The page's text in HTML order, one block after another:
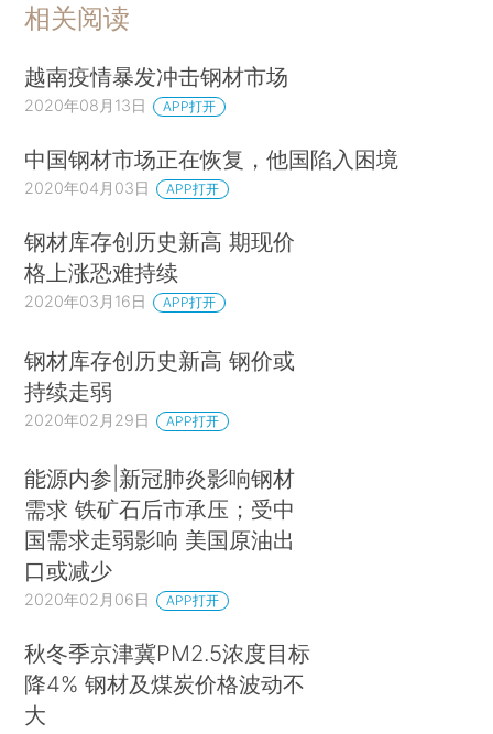
相关阅读
越南疫情暴发冲击钢材市场
2020年08月13日 APP打开
中国钢材市场正在恢复，他国陷入困境
2020年04月03日 APP打开
钢材库存创历史新高 期现价
格上涨恐难持续
2020年03月16日 APP打开
钢材库存创历史新高 钢价或
持续走弱
2020年02月29日 APP打开
能源内参|新冠肺炎影响钢材
需求 铁矿石后市承压；受中
国需求走弱影响 美国原油出
口或减少
2020年02月06日 APP打开
秋冬季京津冀PM2.5浓度目标
降4% 钢材及煤炭价格波动不
大